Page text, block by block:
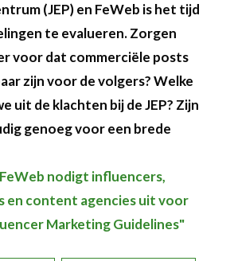
(JEP) en FeWeb is het tijd
te evalueren. Zorgen
voor dat commerciële posts
zijn voor de volgers? Welke
uit de klachten bij de JEP? Zijn
genoeg voor een brede
nodigt influencers,
content agencies uit voor
Marketing Guidelines"